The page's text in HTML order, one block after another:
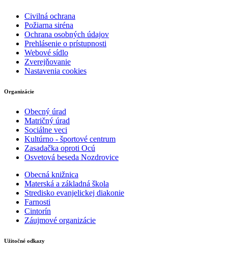
Civilná ochrana
Požiarna siréna
Ochrana osobných údajov
Prehlásenie o prístupnosti
Webové sídlo
Zverejňovanie
Nastavenia cookies
Organizácie
Obecný úrad
Matričný úrad
Sociálne veci
Kultúrno - športové centrum
Zasadačka oproti Ocú
Osvetová beseda Nozdrovice
Obecná knižnica
Materská a základná škola
Stredisko evanjelickej diakonie
Farnosti
Cintorín
Záujmové organizácie
Užitočné odkazy